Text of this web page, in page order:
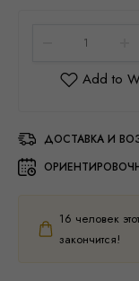
ДОСТАВКА И
16 человек
закончится!